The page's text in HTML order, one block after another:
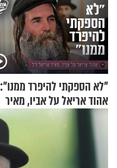
"לא הספקתי להיפרד ממנו":
אהוד אריאל על אביו, מאיר
אריאל ז"ל